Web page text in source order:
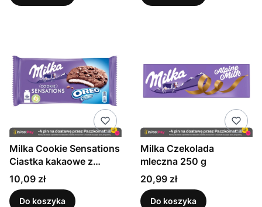
Milka Cookie Sensations
Ciastka kakaowe z
kawałkami czekolady i
nadzieniem o smaku
waniliowym 156 g
Cena
10,09 zł
Do koszyka
Milka Czekolada
mleczna 250 g
Cena
20,99 zł
Do koszyka